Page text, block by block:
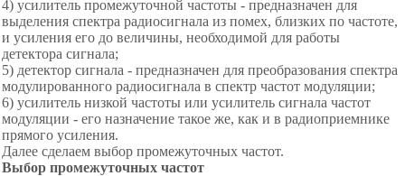
4) усилитель промежуточной частоты - предназначен для
выделения спектра радиосигнала из помех, близких по частоте,
и усиления его до величины, необходимой для работы
детектора сигнала;
5) детектор сигнала - предназначен для преобразования спектра
модулированного радиосигнала в спектр частот модуляции;
6) усилитель низкой частоты или усилитель сигнала частот
модуляции - его назначение такое же, как и в радиоприемнике
прямого усиления.
Далее сделаем выбор промежуточных частот.
Выбор промежуточных частот